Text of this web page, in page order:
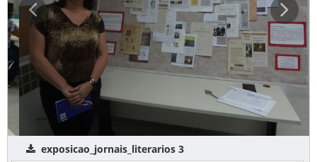
exposicao_jornais_literarios 3